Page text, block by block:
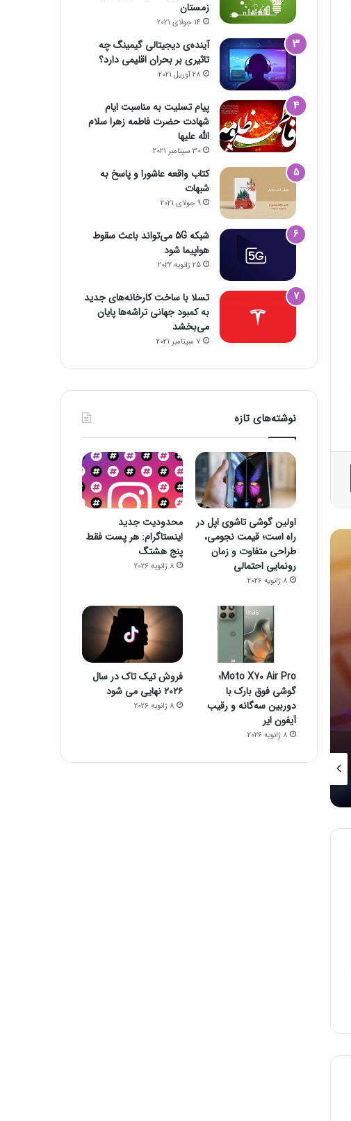
فضای مجازی
23 اکتبر 2022 23 اکتبر 2022
زمستان
14 جولای 2021
آینده‌ی دیجیتالی گیمینگ چه
تاثیری بر بحران اقلیمی دارد؟
28 آوریل 2021
پیام تسلیت به مناسبت ایام
شهادت حضرت فاطمه زهرا سلام
الله علیها
30 سپتامبر 2021
کتاب واقعه عاشورا و پاسخ به
شبهات
9 جولای 2021
شبکه 5G می‌تواند باعث سقوط
هواپیما شود
25 ژانویه 2022
تسلا با ساخت کارخانه‌های جدید
به کمبود جهانی تراشه‌ها پایان
می‌بخشد
7 سپتامبر 2021
نوشته‌های تازه
اولین گوشی تاشوی اپل در
راه است؛ قیمت نجومی،
طراحی متفاوت و زمان
رونمایی احتمالی
8 ژانویه 2026
محدودیت جدید
اینستاگرام: هر پست فقط
پنج هشتگ
8 ژانویه 2026
Moto X70 Air Pro؛
گوشی فوق بارک با
دوربین سه‌گانه و رقیب
آیفون ایر
8 ژانویه 2026
فروش تیک تاک در سال
۲۰۲۶ نهایی می شود
8 ژانویه 2026